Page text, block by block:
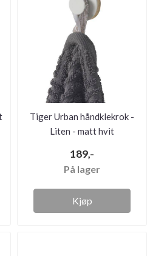
Tiger Urban håndklekrok -
Liten - matt hvit
189,-
På lager
Kjøp